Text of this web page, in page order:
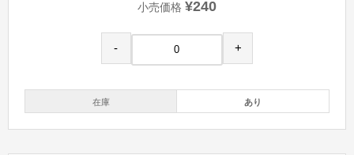
小売価格 ¥240
- +
在庫 あり